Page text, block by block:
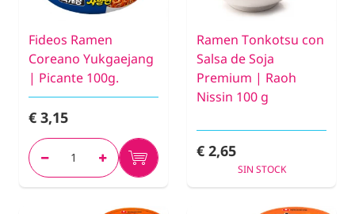
Fideos Ramen
Coreano Yukgaejang
| Picante 100g.
€ 3,15
Ramen Tonkotsu con
Salsa de Soja
Premium | Raoh
Nissin 100 g
€ 2,65
SIN STOCK